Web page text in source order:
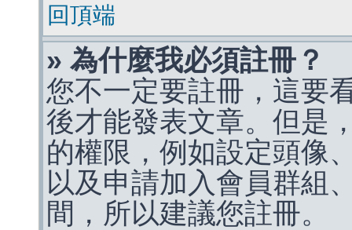
回頂端
» 為什麼我必須註冊？
您不一定要註冊，這要
後才能發表文章。但是
的權限，例如設定頭像
以及申請加入會員群組
間，所以建議您註冊。